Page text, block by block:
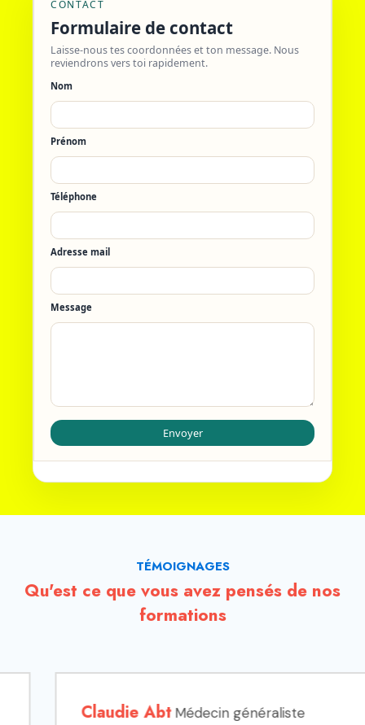
TÉMOIGNAGES
Qu'est ce que vous avez pensés de nos
formations
Claudie AbtMédecin généraliste